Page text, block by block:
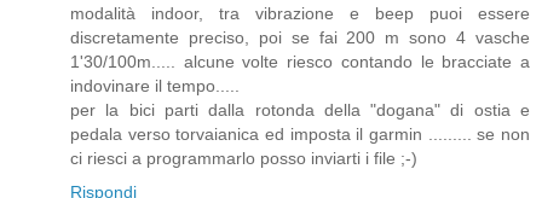
modalità indoor, tra vibrazione e beep puoi essere
discretamente preciso, poi se fai 200 m sono 4 vasche
1'30/100m..... alcune volte riesco contando le bracciate a
indovinare il tempo.....
per la bici parti dalla rotonda della "dogana" di ostia e
pedala verso torvaianica ed imposta il garmin ......... se non
ci riesci a programmarlo posso inviarti i file ;-)
Rispondi